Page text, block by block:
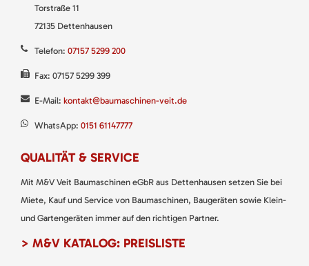
Torstraße 11
72135 Dettenhausen
Telefon: 07157 5299 200
Fax: 07157 5299 399
E-Mail: kontakt@baumaschinen-veit.de
WhatsApp: 0151 61147777
QUALITÄT & SERVICE
Mit M&V Veit Baumaschinen eGbR aus Dettenhausen setzen Sie bei
Miete, Kauf und Service von Baumaschinen, Baugeräten sowie Klein-
und Gartengeräten immer auf den richtigen Partner.
> M&V KATALOG: PREISLISTE